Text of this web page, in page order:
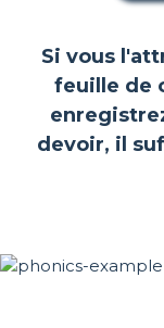
Si vous
feuille de
devoir, il